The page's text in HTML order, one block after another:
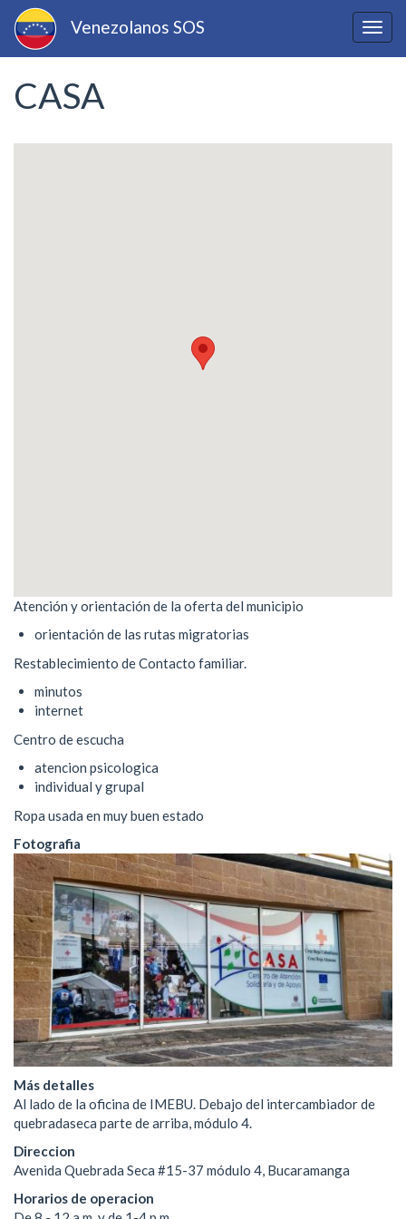
Pasar
contenido
Venezolanos SOS
CASA
Atención y orientación de la oferta del municipio
orientación de las rutas migratorias
Restablecimiento de Contacto familiar.
minutos
internet
Centro de escucha
atencion psicologica
individual y grupal
Ropa usada en muy buen estado
Fotografia
Más detalles
Al lado de la oficina de IMEBU. Debajo del intercambiador de
quebradaseca parte de arriba, módulo 4.
Direccion
Avenida Quebrada Seca #15-37 módulo 4, Bucaramanga
Horarios de operacion